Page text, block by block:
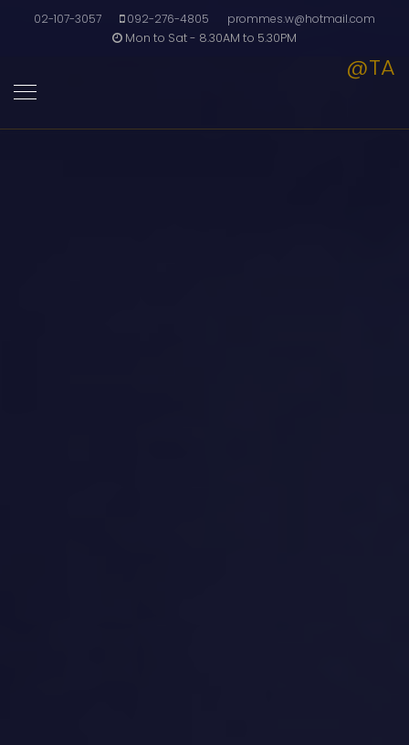
02-107-3057 092-276-4805
prommes.w@hotmail.com
Mon to Sat - 8.30AM to 5.30PM
@TA